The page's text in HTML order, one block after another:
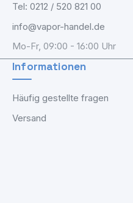
Tel: 0212 / 520 821 00
info@vapor-handel.de
Mo-Fr, 09:00 - 16:00 Uhr
Informationen
Häufig gestellte fragen
Versand